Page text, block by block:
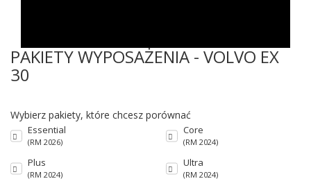
PAKIETY WYPOSAŻENIA - VOLVO EX
30
Wybierz pakiety, które chcesz porównać
Essential
(RM 2026)
Core
(RM 2024)
Plus
(RM 2024)
Ultra
(RM 2024)